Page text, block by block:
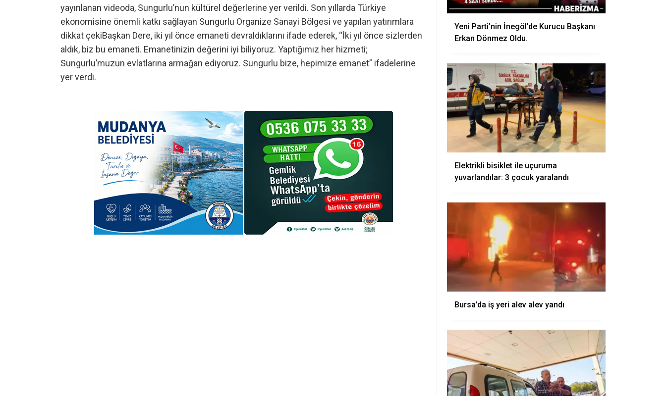
yayınlanan videoda, Sungurlu’nun kültürel değerlerine yer verildi. Son yıllarda Türkiye
ekonomisine önemli katkı sağlayan Sungurlu Organize Sanayi Bölgesi ve yapılan yatırımlara
dikkat çekiBaşkan Dere, iki yıl önce emaneti devraldıklarını ifade ederek, “İki yıl önce sizlerden
aldık, biz bu emaneti. Emanetinizin değerini iyi biliyoruz. Yaptığımız her hizmeti;
Sungurlu’muzun evlatlarına armağan ediyoruz. Sungurlu bize, hepimize emanet” ifadelerine
yer verdi.
Yeni Parti’nin İnegöl’de Kurucu Başkanı
Erkan Dönmez Oldu.
Elektrikli bisiklet ile uçuruma
yuvarlandılar: 3 çocuk yaralandı
Bursa’da iş yeri alev alev yandı